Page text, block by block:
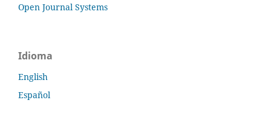
Open Journal Systems
Idioma
English
Español